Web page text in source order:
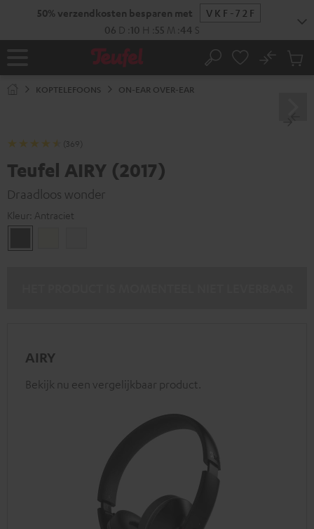
50% verzendkosten besparen met
VKF-72F
06 D 10 H 55M
Home Zoeken
No
KOPTELEFOONS ON-EAR OVER-EAR
(369)
Teufel AIRY (2017)
Draadloos wonder
Kleur: Antraciet
AIRY
Bekijk nu een vergelijkbaar product.